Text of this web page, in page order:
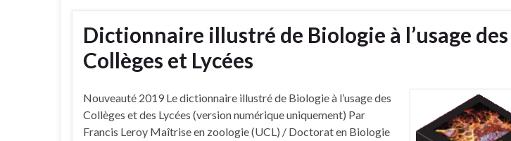
Dictionnaire illustré de Biologie à l’usage des
Collèges et Lycées
Nouveauté 2019 Le dictionnaire illustré de Biologie à l’usage des
Collèges et des Lycées (version numérique uniquement) Par
Francis Leroy Maîtrise en zoologie (UCL) / Doctorat en Biologie